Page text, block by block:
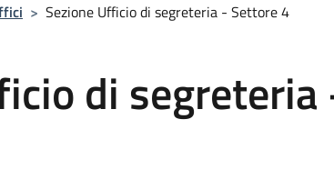
> Sezione Ufficio di segreteria - Settore 4
di segreteria